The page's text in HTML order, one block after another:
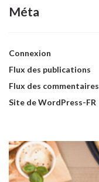
Méta
Connexion
Flux des publications
Flux des commentaires
Site de WordPress-FR